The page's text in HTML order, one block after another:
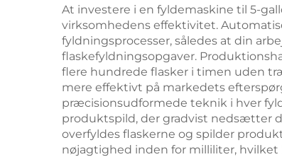
At investere i en fyldemaskine til 5-
virksomhedens effektivitet.
fyldningsprocesser, således at din
flaskefyldningsopgaver.
flere hundrede flasker i timen uden
mere effektivt på markedets
præcisionsudformede teknik i hver
produktspild, der gradvist nedsætter
overfyldes flaskerne og spilder
nøjagtighed inden for milliliter,